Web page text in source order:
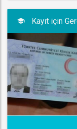
Kayıt için